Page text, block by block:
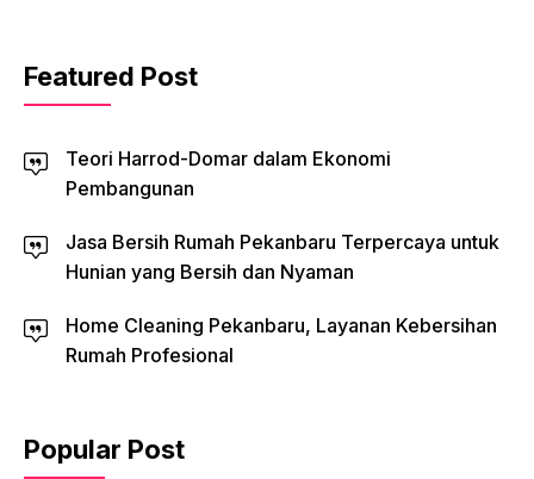
Featured Post
Teori Harrod-Domar dalam Ekonomi
Pembangunan
Jasa Bersih Rumah Pekanbaru Terpercaya untuk
Hunian yang Bersih dan Nyaman
Home Cleaning Pekanbaru, Layanan Kebersihan
Rumah Profesional
Popular Post